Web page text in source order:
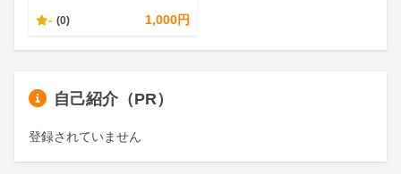
- (0) 1,000円
自己紹介（PR）
登録されていません